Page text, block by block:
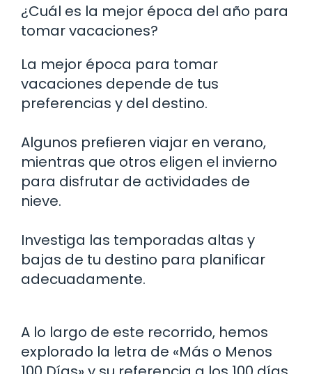
¿Cuál es la mejor época del año para
tomar vacaciones?
La mejor época para tomar
vacaciones depende de tus
preferencias y del destino.
Algunos prefieren viajar en verano,
mientras que otros eligen el invierno
para disfrutar de actividades de
nieve.
Investiga las temporadas altas y
bajas de tu destino para planificar
adecuadamente.
A lo largo de este recorrido, hemos
explorado la letra de «Más o Menos